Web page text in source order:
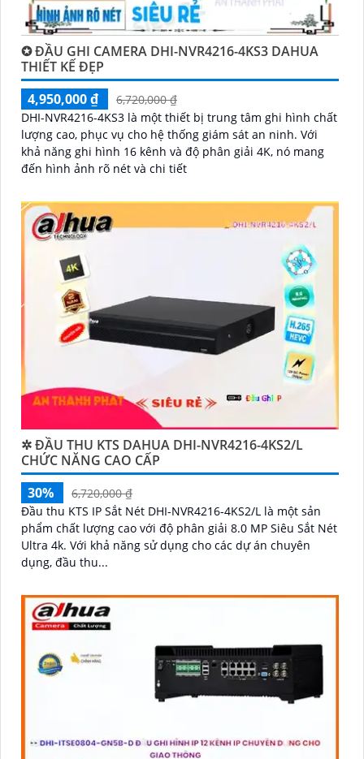
✪ ĐẦU GHI CAMERA DHI-NVR4216-4KS3 DAHUA
THIẾT KẾ ĐẸP
4,950,000 ₫
6,720,000 ₫
DHI-NVR4216-4KS3 là một thiết bị trung tâm ghi hình chất
lượng cao, phục vụ cho hệ thống giám sát an ninh. Với
khả năng ghi hình 16 kênh và độ phân giải 4K, nó mang
đến hình ảnh rõ nét và chi tiết
✲ ĐẦU THU KTS DAHUA DHI-NVR4216-4KS2/L
CHỨC NĂNG CAO CẤP
30%
6,720,000 ₫
Đầu thu KTS IP Sắt Nét DHI-NVR4216-4KS2/L là một sản
phẩm chất lượng cao với độ phân giải 8.0 MP Siêu Sắt Nét
Ultra 4k. Với khả năng sử dụng cho các dự án chuyên
dụng, đầu thu...